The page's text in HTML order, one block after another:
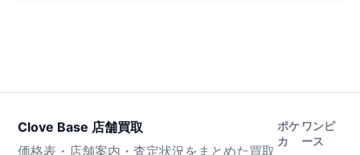
Clove Base 店舗買取
価格表・店舗案内・査定状況をまとめた買取
ポケ
カ
ワンピ
ース